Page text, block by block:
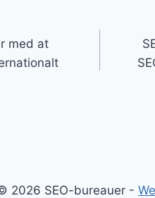
med at
2026 SEO-bureauer -